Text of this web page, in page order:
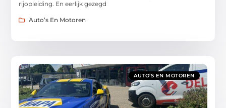
rijopleiding. En eerlijk gezegd
Auto’s En Motoren
AUTO’S EN MOTOREN